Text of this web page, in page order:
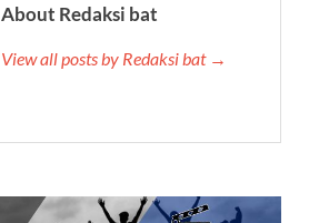
About Redaksi bat
View all posts by Redaksi bat →